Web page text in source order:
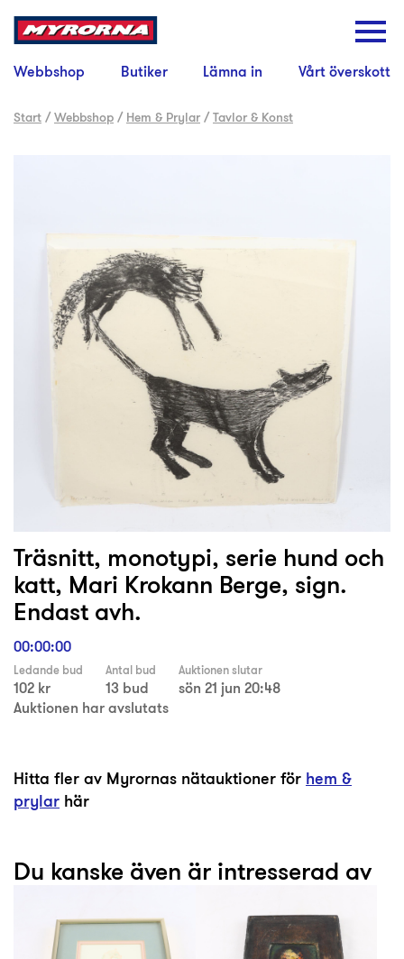
Webbshop Butiker Lämna in Vårt överskott
Start /Webbshop / Hem & Prylar /Tavlor & Konst
Träsnitt, monotypi, serie hund och
katt, Mari Krokann Berge, sign.
Endast avh.
00:00:00
Ledande bud
102 kr
Antal bud
13 bud
Auktionen slutar
sön 21 jun 20:48
Auktionen har avslutats
Hitta fler av Myrornas nätauktioner för hem &
prylar här
Du kanske även är intresserad av